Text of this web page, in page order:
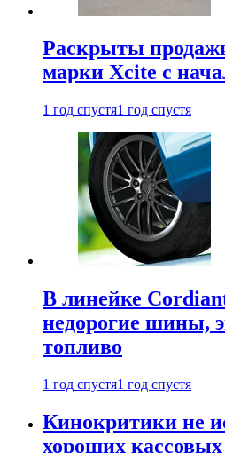
Раскрыты
марки Xcite с
1 год спустя1 год спустя
В линейке
недорогие шины,
топливо
1 год спустя1 год спустя
Кинокритики не
хороших кассовых